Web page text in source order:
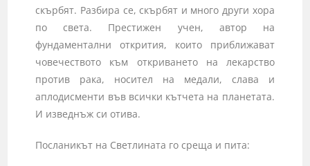
скърбят. Разбира се, скърбят и много други хора
по света. Престижен учен, автор на
фундаментални открития, които приближават
човечеството към откриването на лекарство
против рака, носител на медали, слава и
аплодисменти във всички кътчета на планетата.
И изведнъж си отива.
Посланикът на Светлината го среща и пита: